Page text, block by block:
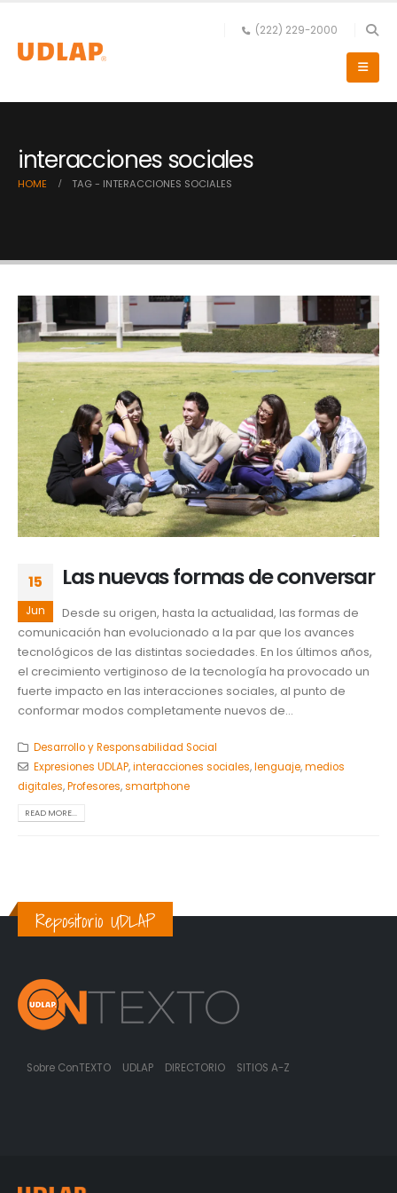
(222) 229-2000
interacciones sociales
HOME TAG - INTERACCIONES SOCIALES
15
Jun
Las nuevas formas de conversar
Desde su origen, hasta la actualidad, las formas de
comunicación han evolucionado a la par que los avances
tecnológicos de las distintas sociedades. En los últimos años,
el crecimiento vertiginoso de la tecnología ha provocado un
fuerte impacto en las interacciones sociales, al punto de
conformar modos completamente nuevos de...
Desarrollo y Responsabilidad Social
Expresiones UDLAP,interacciones sociales,lenguaje,medios
digitales,Profesores,smartphone
READ MORE...
Repositorio UDLAP
Sobre ConTEXTO UDLAP DIRECTORIO SITIOS A-Z